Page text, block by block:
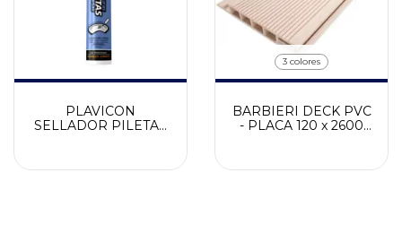
PLAVICON
SELLADOR PILETAS
3 colores
BARBIERI DECK PVC
- PLACA 120 x 2600